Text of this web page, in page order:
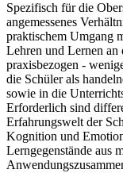
Spezifisch für die
angemessenes
praktischem Umgang
Lehren und Lernen an
praxisbezogen -
die Schüler als
sowie in die
Erforderlich sind
Erfahrungswelt der
Kognition und
Lerngegenstände aus